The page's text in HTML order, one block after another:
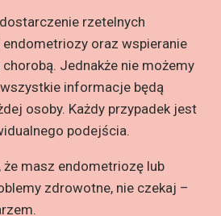
rzetelnych
oraz wspieranie
Jednakże nie możemy
informacje będą
osoby. Każdy przypadek jest
podejścia.
masz endometriozę lub
zdrowotne, nie czekaj –